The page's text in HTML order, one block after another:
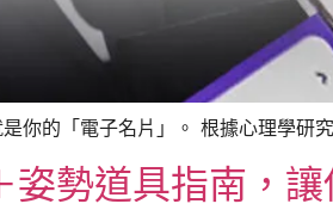
你的「電子名片」。 根據心理學研
勢道具指南，讓